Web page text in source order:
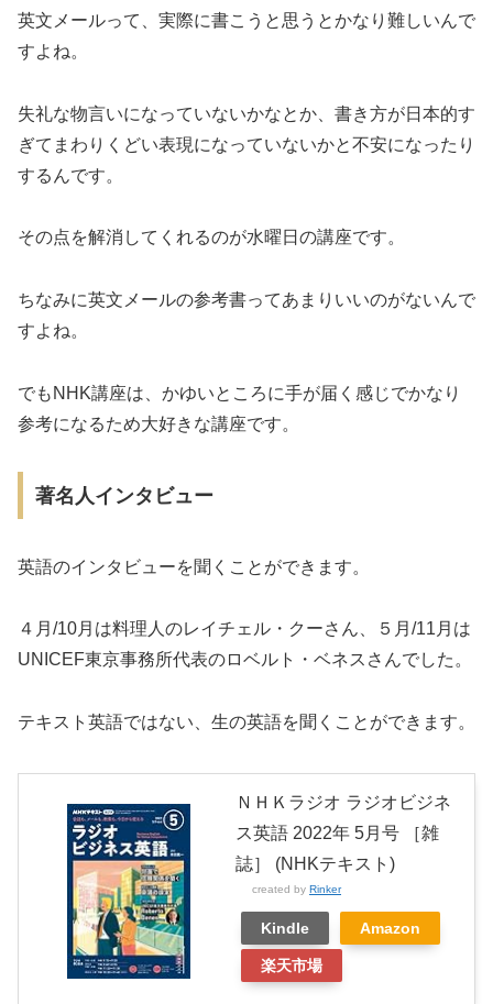
英文メールって、実際に書こうと思うとかなり難しいんで
すよね。
失礼な物言いになっていないかなとか、書き方が日本的す
ぎてまわりくどい表現になっていないかと不安になったり
するんです。
その点を解消してくれるのが水曜日の講座です。
ちなみに英文メールの参考書ってあまりいいのがないんで
すよね。
でもNHK講座は、かゆいところに手が届く感じでかなり
参考になるため大好きな講座です。
著名人インタビュー
英語のインタビューを聞くことができます。
４月/10月は料理人のレイチェル・クーさん、５月/11月は
UNICEF東京事務所代表のロベルト・ベネスさんでした。
テキスト英語ではない、生の英語を聞くことができます。
ＮＨＫラジオ ラジオビジネ
ス英語 2022年 5月号 ［雑
誌］ (NHKテキスト)
created by Rinker
Kindle Amazon
楽天市場